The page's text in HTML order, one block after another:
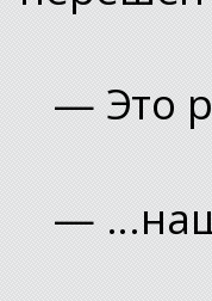
— Это
—